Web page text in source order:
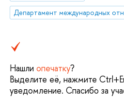
Нашли опечатку?
Выделите её, нажмите
уведомление. Спасибо за